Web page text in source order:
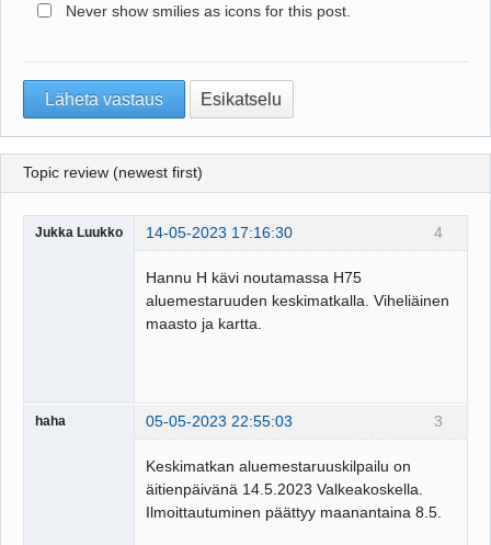
Never show smilies as icons for this post.
Topic review (newest first)
4
Jukka Luukko 14-05-2023 17:16:30
Hannu H kävi noutamassa H75
aluemestaruuden keskimatkalla. Viheliäinen
maasto ja kartta.
3
haha 05-05-2023 22:55:03
Keskimatkan aluemestaruuskilpailu on
äitienpäivänä 14.5.2023 Valkeakoskella.
Ilmoittautuminen päättyy maanantaina 8.5.